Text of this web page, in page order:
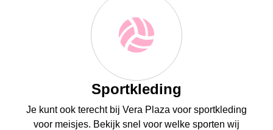
Sportkleding
Je kunt ook terecht bij Vera Plaza voor sportkleding
voor meisjes. Bekijk snel voor welke sporten wij